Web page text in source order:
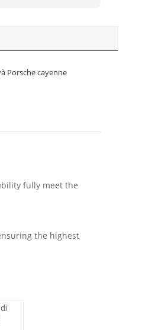
Porsche cayenne
fully meet the
the highest